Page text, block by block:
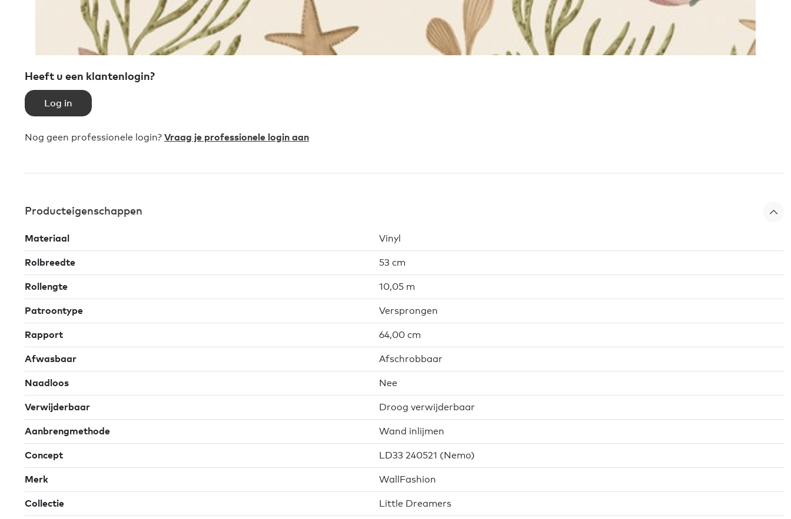
Heeft u een klantenlogin?
Log in
Nog geen professionele login? Vraag je professionele login aan
Producteigenschappen
Materiaal Vinyl
Rolbreedte 53 cm
Rollengte 10,05 m
Patroontype Versprongen
Rapport 64,00 cm
Afwasbaar Afschrobbaar
Naadloos Nee
Verwijderbaar Droog verwijderbaar
Aanbrengmethode Wand inlijmen
Concept LD33 240521 (Nemo)
Merk WallFashion
Collectie Little Dreamers